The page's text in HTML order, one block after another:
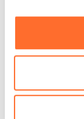
asistencia